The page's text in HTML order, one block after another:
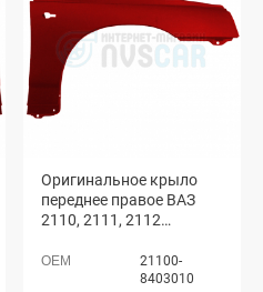
Оригинальное крыло
переднее правое ВАЗ
2110, 2111, 2112
21100-
8403010